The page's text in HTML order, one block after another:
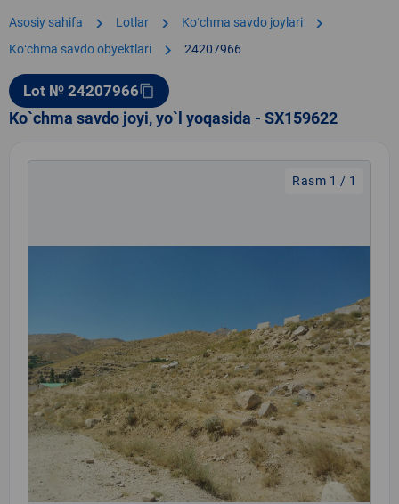
Asosiy sahifa chevron_right Lotlar chevron_right Koʻchma savdo joylari chevron_right
Koʻchma savdo obyektlari chevron_right 24207966
Lot № 24207966content_copy
Ko`chma savdo joyi, yo`l yoqasida - SX159622
Rasm 1 / 1